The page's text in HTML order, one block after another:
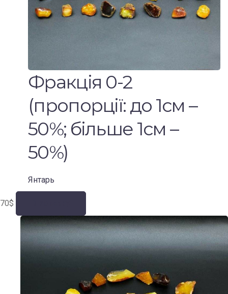
Фракція 0-2
(пропорції: до 1см –
50%; більше 1см –
50%)
Янтарь
70$